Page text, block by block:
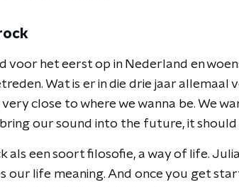
voor het eerst op in Nederland en
Wat is er in die drie jaar allemaal
close to where we wanna be. We
our sound into the future, it should
als een soort filosofie, a way of life.
our life meaning. And once you get